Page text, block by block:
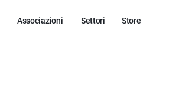
Associazioni Settori Store